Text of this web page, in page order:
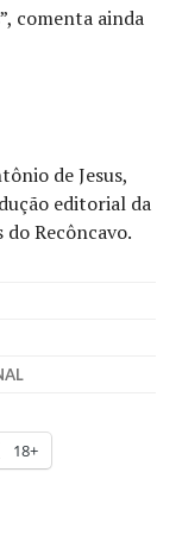
comenta ainda
de Jesus,
editorial da
do Recôncavo.
18+